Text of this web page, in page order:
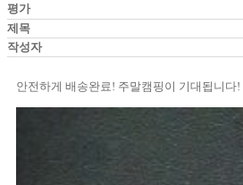
평가
제목
작성자
안전하게 배송완료! 주말캠핑이 기대됩니다!